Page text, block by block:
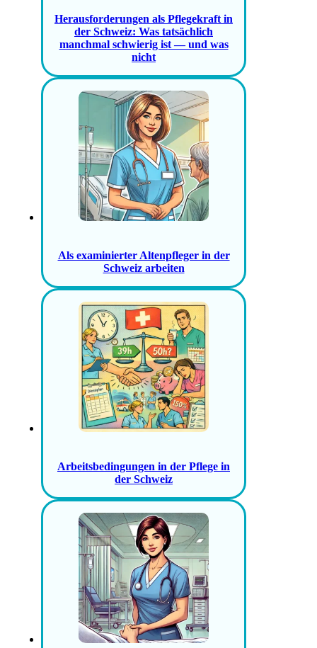
Herausforderungen als Pflegekraft in
der Schweiz: Was tatsächlich
manchmal schwierig ist — und was
nicht
Als examinierter Altenpfleger in der
Schweiz arbeiten
Arbeitsbedingungen in der Pflege in
der Schweiz